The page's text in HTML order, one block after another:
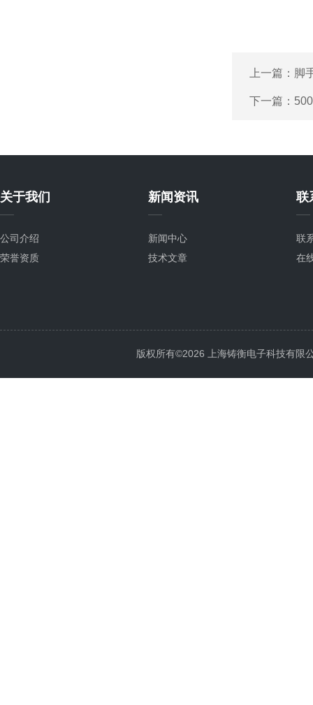
上一篇： 脚
下一篇：
关于我们
公司介绍
荣誉资质
新闻资讯
新闻中心
技术文章
联
联
在
版权所有©2026 上海铸衡电子科技有